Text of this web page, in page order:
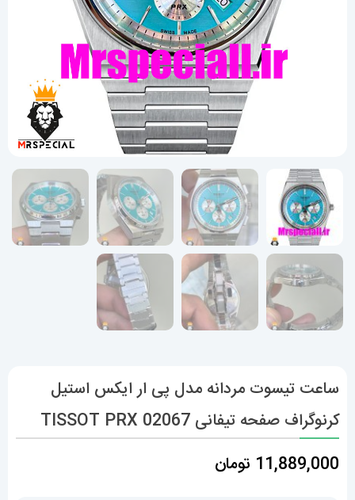
ساعت تیسوت مردانه مدل پی ار ایکس استیل
کرنوگراف صفحه تیفانی 02067 TISSOT PRX
11,889,000 تومان